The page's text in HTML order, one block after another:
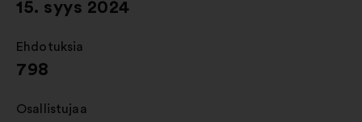
15. syys 2024
Ehdotuksia
:
798
Osallistujaa
: